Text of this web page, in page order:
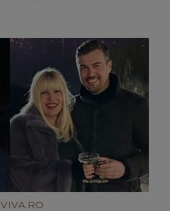
VIVA.RO